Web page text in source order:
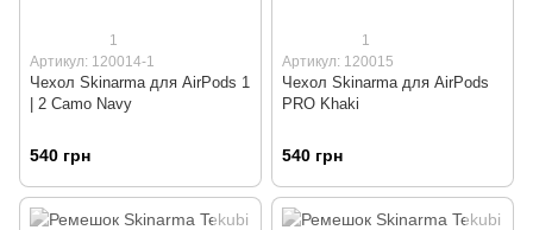
1
Артикул: 120014-1
Чехол Skinarma для AirPods 1
| 2 Camo Navy
540 грн
1
Артикул: 120015
Чехол Skinarma для AirPods
PRO Khaki
540 грн